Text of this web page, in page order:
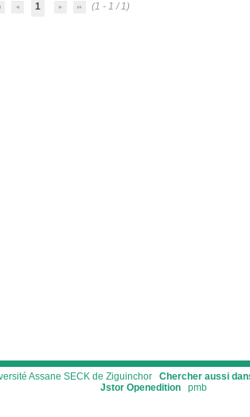
1 (1 - 1 / 1)
Assane SECK de Ziguinchor Chercher aussi
Jstor Openedition pmb